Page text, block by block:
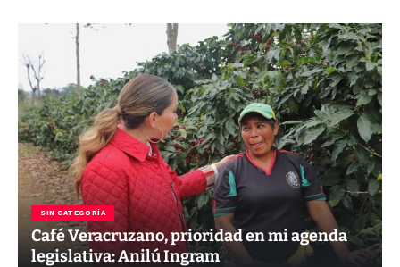
SIN CATEGORÍA
Café Veracruzano, prioridad en mi agenda
legislativa: Anilú Ingram